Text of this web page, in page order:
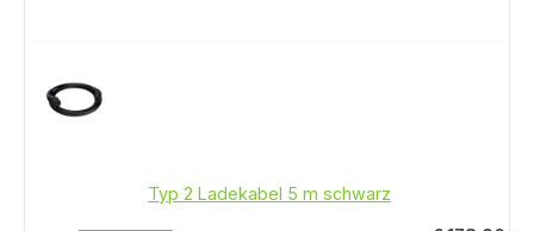
Typ 2 Ladekabel 5 m schwarz